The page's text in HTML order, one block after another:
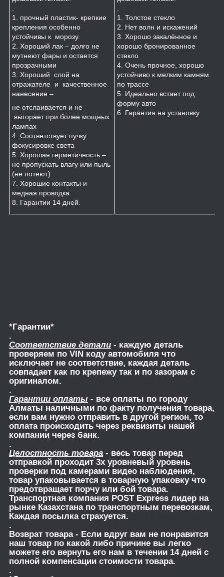
.
1. прочный пластик- крепкие
крепления особенно
устойчивы к морозу.
2. Хороший лак – долго не
мутнеют фары и остается
прозрачными
3. Хороший слой на
отражателе и качественное
нанесение –
не отслаивается и не
выгорает при более мощных
лампах
4. Соответствует пучку
фокусировке света
5. Хорошая герметичность –
не пропускать влагу или пыль
(не потеют)
7. Хорошие контакты и
медная проводка
8. Гарантии 14 дней.
.
1. Толстое стекло
2. Нет волн и искажений
3. Хорошо закалённое и
хорошо бронированное
стекло
4. Очень прочное, хорошо
устойчиво к мелким камням
по трассе
5. Идеально встает под
форму авто
6. Гарантия на установку
*Гарантии*
.
Соответствие детали - каждую деталь
проверяем по VIN коду автомобиля что
исключает не соответствие, каждая деталь
совпадает как по крепежу так и по зазорам с
оригиналом.
.
Гарантии оплаты - все оплаты по городу
Алматы наличными по факту получения товара,
если вам нужно отправить в другой регион, то
оплата происходить через реквизиты нашей
компании через банк.
.
Целостность товара - весь товар перед
отправкой проходит 3х уровневый уровень
проверки под камерами видео наблюдения,
товар упаковывается в товарную упаковку что
предотвращает порчу или бой товара.
Транспортная компания POST Express лидер на
рынке Казахстана по транспортным перевозкам,
Каждая посылка страхуется.
.
Возврат товара- Если вдруг вам не понравится
наш товар по какой либо причине вы легко
можете его вернуть его нам в течении 14 дней с
полной компенсации стоимости товара.
.